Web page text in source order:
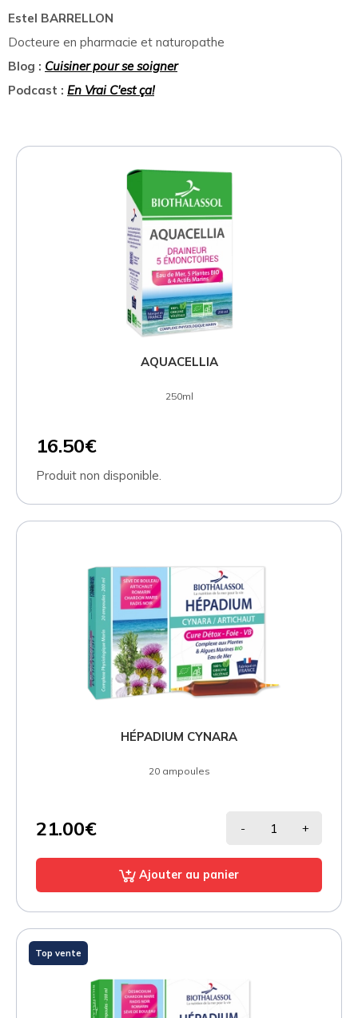
Estel BARRELLON
Docteure en pharmacie et naturopathe
Blog : Cuisiner pour se soigner
Podcast : En Vrai C'est ça!
AQUACELLIA
250ml
16.50€
Produit non disponible.
HÉPADIUM CYNARA
20 ampoules
21.00€ - +
Ajouter au panier
Top vente